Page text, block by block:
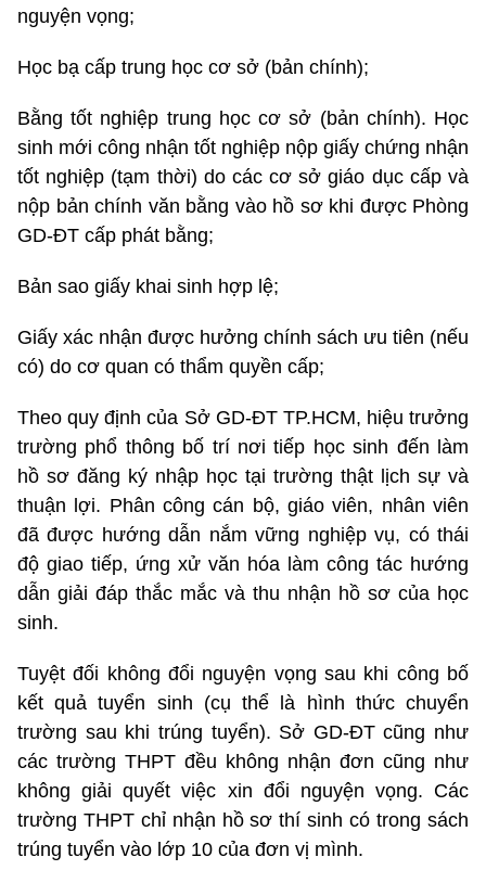
nguyện vọng;
Học bạ cấp trung học cơ sở (bản chính);
Bằng tốt nghiệp trung học cơ sở (bản chính). Học
sinh mới công nhận tốt nghiệp nộp giấy chứng nhận
tốt nghiệp (tạm thời) do các cơ sở giáo dục cấp và
nộp bản chính văn bằng vào hồ sơ khi được Phòng
GD-ĐT cấp phát bằng;
Bản sao giấy khai sinh hợp lệ;
Giấy xác nhận được hưởng chính sách ưu tiên (nếu
có) do cơ quan có thẩm quyền cấp;
Theo quy định của Sở GD-ĐT TP.HCM, hiệu trưởng
trường phổ thông bố trí nơi tiếp học sinh đến làm
hồ sơ đăng ký nhập học tại trường thật lịch sự và
thuận lợi. Phân công cán bộ, giáo viên, nhân viên
đã được hướng dẫn nắm vững nghiệp vụ, có thái
độ giao tiếp, ứng xử văn hóa làm công tác hướng
dẫn giải đáp thắc mắc và thu nhận hồ sơ của học
sinh.
Tuyệt đối không đổi nguyện vọng sau khi công bố
kết quả tuyển sinh (cụ thể là hình thức chuyển
trường sau khi trúng tuyển). Sở GD-ĐT cũng như
các trường THPT đều không nhận đơn cũng như
không giải quyết việc xin đổi nguyện vọng. Các
trường THPT chỉ nhận hồ sơ thí sinh có trong sách
trúng tuyển vào lớp 10 của đơn vị mình.